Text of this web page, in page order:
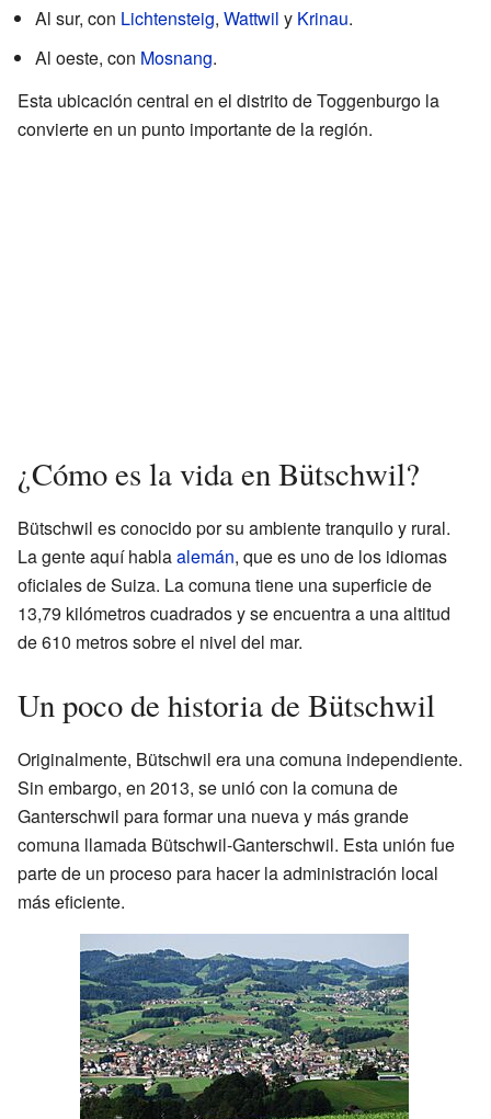
Al sur, con Lichtensteig, Wattwil y Krinau.
Al oeste, con Mosnang.
Esta ubicación central en el distrito de Toggenburgo la
convierte en un punto importante de la región.
¿Cómo es la vida en Bütschwil?
Bütschwil es conocido por su ambiente tranquilo y rural.
La gente aquí hablaalemán, que es uno de los idiomas
oficiales de Suiza. La comuna tiene una superficie de
13,79 kilómetros cuadrados y se encuentra a una altitud
de 610 metros sobre el nivel del mar.
Un poco de historia de Bütschwil
Originalmente, Bütschwil era una comuna independiente.
Sin embargo, en 2013, se unió con la comuna de
Ganterschwil para formar una nueva y más grande
comuna llamada Bütschwil-Ganterschwil. Esta unión fue
parte de un proceso para hacer la administración local
más eficiente.